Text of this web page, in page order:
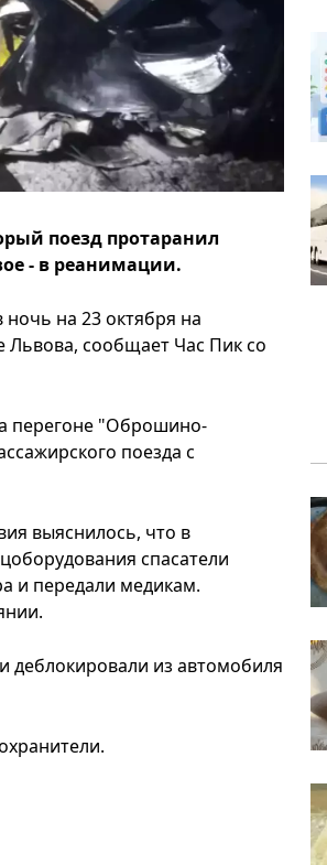
поезд протаранил
- в реанимации.
на 23 октября на
сообщает Час Пик со
перегоне "Оброшино-
поезда с
выяснилось, что в
спасатели
и передали медикам.
деблокировали из автомобиля